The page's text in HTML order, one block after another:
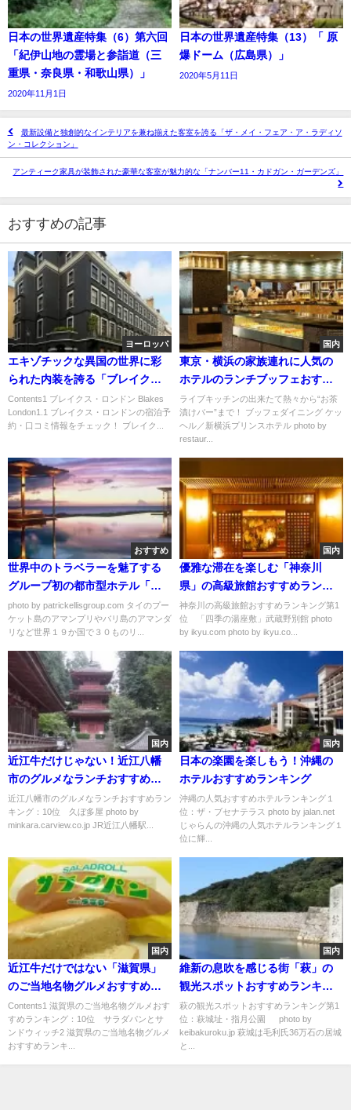
日本の世界遺産特集（6）第六回
「紀伊山地の霊場と参詣道（三
重県・奈良県・和歌山県）」
2020年11月1日
日本の世界遺産特集（13）「 原
爆ドーム（広島県）」
2020年5月11日
最新設備と独創的なインテリアを兼ね揃えた客室を誇る「ザ・メイ・フェア・ア・ラディソ
ン・コレクション」
アンティーク家具が装飾された豪華な客室が魅力的な「ナンバー11・カドガン・ガーデンズ」
おすすめの記事
ヨーロッパ
エキゾチックな異国の世界に彩
られた内装を誇る「ブレイク
ス・ロンドン」
Contents1 ブレイクス・ロンドン Blakes
London1.1 ブレイクス・ロンドンの宿泊予
約・口コミ情報をチェック！ ブレイク...
国内
東京・横浜の家族連れに人気の
ホテルのランチブッフェおすす
め６選
ライブキッチンの出来たて熱々から“お茶
漬けバー”まで！ ブッフェダイニング ケッ
ヘル／新横浜プリンスホテル photo by
restaur...
おすすめ
世界中のトラベラーを魅了する
グループ初の都市型ホテル「ア
マン東京」
photo by patrickellisgroup.com タイのプー
ケット島のアマンプリやバリ島のアマンダ
リなど世界１９か国で３０ものリ...
国内
優雅な滞在を楽しむ「神奈川
県」の高級旅館おすすめランキ
ング
神奈川の高級旅館おすすめランキング第1
位 「四季の湯座敷」武蔵野別館 photo
by ikyu.com photo by ikyu.co...
国内
近江牛だけじゃない！近江八幡
市のグルメなランチおすすめラ
ンキング
近江八幡市のグルメなランチおすすめラン
キング：10位 久ぼ多屋 photo by
minkara.carview.co.jp JR近江八幡駅...
国内
日本の楽園を楽しもう！沖縄の
ホテルおすすめランキング
沖縄の人気おすすめホテルランキング１
位：ザ・ブセナテラス photo by jalan.net
じゃらんの沖縄の人気ホテルランキング１
位に輝...
国内
近江牛だけではない「滋賀県」
のご当地名物グルメおすすめラ
ンキング
Contents1 滋賀県のご当地名物グルメおす
すめランキング：10位 サラダパンとサ
ンドウィッチ2 滋賀県のご当地名物グルメ
おすすめランキ...
国内
維新の息吹を感じる街「萩」の
観光スポットおすすめランキン
グ
萩の観光スポットおすすめランキング第1
位：萩城址・指月公園 photo by
keibakuroku.jp 萩城は毛利氏36万石の居城
と...